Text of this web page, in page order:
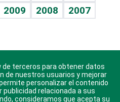
2009 2008
2007
para Android, iOS y
Huawei.
terceros para obtener datos
de nuestros usuarios y mejorar
personalizar el contenido
relacionada a sus
consideramos que acepta su